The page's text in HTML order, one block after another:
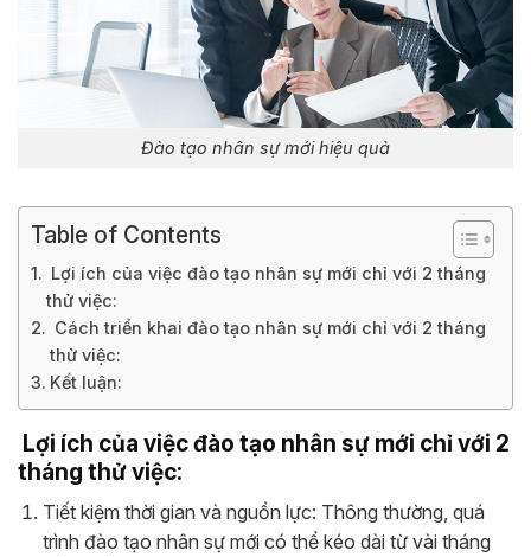
Đào tạo nhân sự mới hiệu quả
Table of Contents
Lợi ích của việc đào tạo nhân sự mới chỉ với 2 tháng
thử việc:
Cách triển khai đào tạo nhân sự mới chỉ với 2 tháng
thử việc:
Kết luận:
Lợi ích của việc đào tạo nhân sự mới chỉ với 2
tháng thử việc:
Tiết kiệm thời gian và nguồn lực: Thông thường, quá
trình đào tạo nhân sự mới có thể kéo dài từ vài tháng